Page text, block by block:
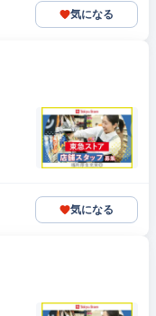
気になる
気になる